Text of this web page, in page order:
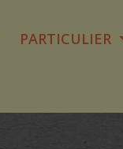
PARTICULIER